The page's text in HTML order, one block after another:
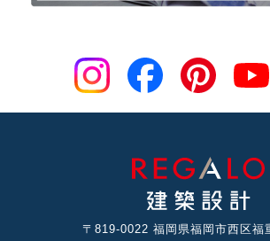
〒819-0022 福岡県福岡市⻄区福